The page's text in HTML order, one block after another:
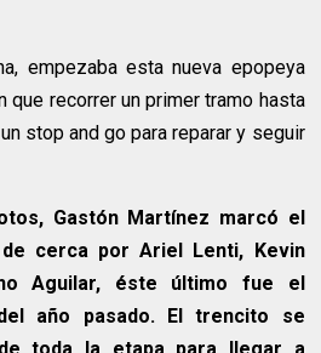
empezaba esta nueva epopeya
que recorrer un primer tramo hasta
stop and go para reparar y seguir
Gastón Martínez marcó el
cerca por Ariel Lenti, Kevin
Aguilar, éste último fue el
año pasado. El trencito se